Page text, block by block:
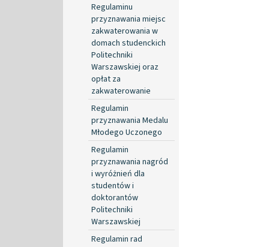
Regulaminu
przyznawania miejsc
zakwaterowania w
domach studenckich
Politechniki
Warszawskiej oraz
opłat za
zakwaterowanie
Regulamin
przyznawania Medalu
Młodego Uczonego
Regulamin
przyznawania nagród
i wyróżnień dla
studentów i
doktorantów
Politechniki
Warszawskiej
Regulamin rad